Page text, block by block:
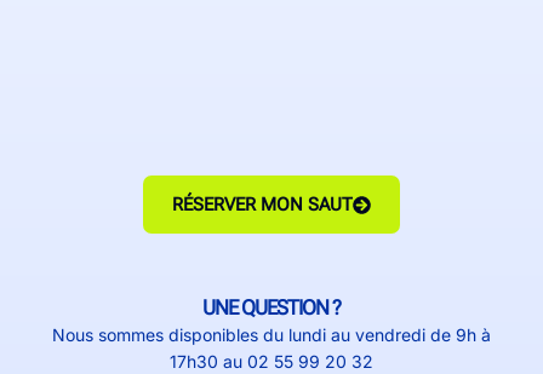
RÉSERVER MON SAUT
UNE QUESTION ?
Nous sommes disponibles du lundi au vendredi de 9h à
17h30 au 02 55 99 20 32